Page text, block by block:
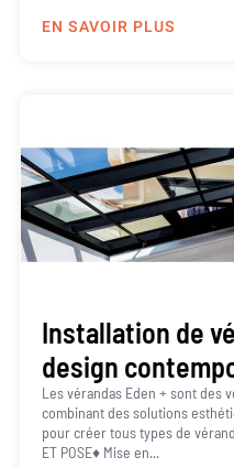
EN SAVOIR PLUS
Installation de
design
Les vérandas Eden + sont des
combinant des solutions
pour créer tous types de
ET POSE♦ Mise en...